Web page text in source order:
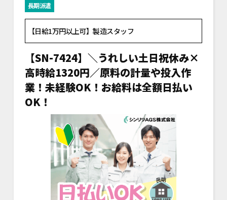
長期派遣
【日給1万円以上可】製造スタッフ
【SN-7424】＼うれしい土日祝休み×
高時給1320円／原料の計量や投入作
業！未経験OK！お給料は全額日払い
OK！